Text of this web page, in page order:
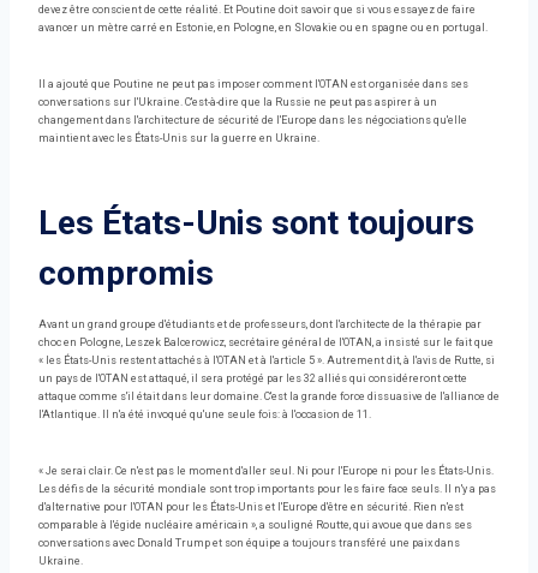
devez être conscient de cette réalité. Et Poutine doit savoir que si vous essayez de faire
avancer un mètre carré en Estonie, en Pologne, en Slovakie ou en spagne ou en portugal.
Il a ajouté que Poutine ne peut pas imposer comment l'OTAN est organisée dans ses
conversations sur l'Ukraine. C'est-à-dire que la Russie ne peut pas aspirer à un
changement dans l'architecture de sécurité de l'Europe dans les négociations qu'elle
maintient avec les États-Unis sur la guerre en Ukraine.
Les États-Unis sont toujours
compromis
Avant un grand groupe d'étudiants et de professeurs, dont l'architecte de la thérapie par
choc en Pologne, Leszek Balcerowicz, secrétaire général de l'OTAN, a insisté sur le fait que
« les États-Unis restent attachés à l'OTAN et à l'article 5 ». Autrement dit, à l'avis de Rutte, si
un pays de l'OTAN est attaqué, il sera protégé par les 32 alliés qui considéreront cette
attaque comme s'il était dans leur domaine. C'est la grande force dissuasive de l'alliance de
l'Atlantique. Il n'a été invoqué qu'une seule fois: à l'occasion de 11.
« Je serai clair. Ce n'est pas le moment d'aller seul. Ni pour l'Europe ni pour les États-Unis.
Les défis de la sécurité mondiale sont trop importants pour les faire face seuls. Il n'y a pas
d'alternative pour l'OTAN pour les États-Unis et l'Europe d'être en sécurité. Rien n'est
comparable à l'égide nucléaire américain », a souligné Routte, qui avoue que dans ses
conversations avec Donald Trump et son équipe a toujours transféré une paix dans
Ukraine.